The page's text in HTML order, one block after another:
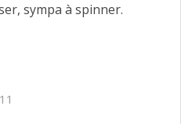
sympa à spinner.